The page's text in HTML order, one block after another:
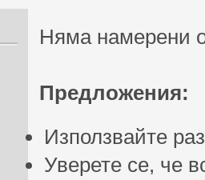
Няма намерени
Предложения:
Използвайте
Уверете се, че